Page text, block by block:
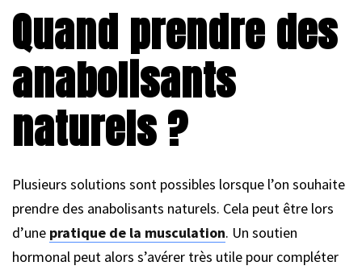
Quand prendre des
anabolisants
naturels ?
Plusieurs solutions sont possibles lorsque l’on souhaite
prendre des anabolisants naturels. Cela peut être lors
d’une pratique de la musculation. Un soutien
hormonal peut alors s’avérer très utile pour compléter